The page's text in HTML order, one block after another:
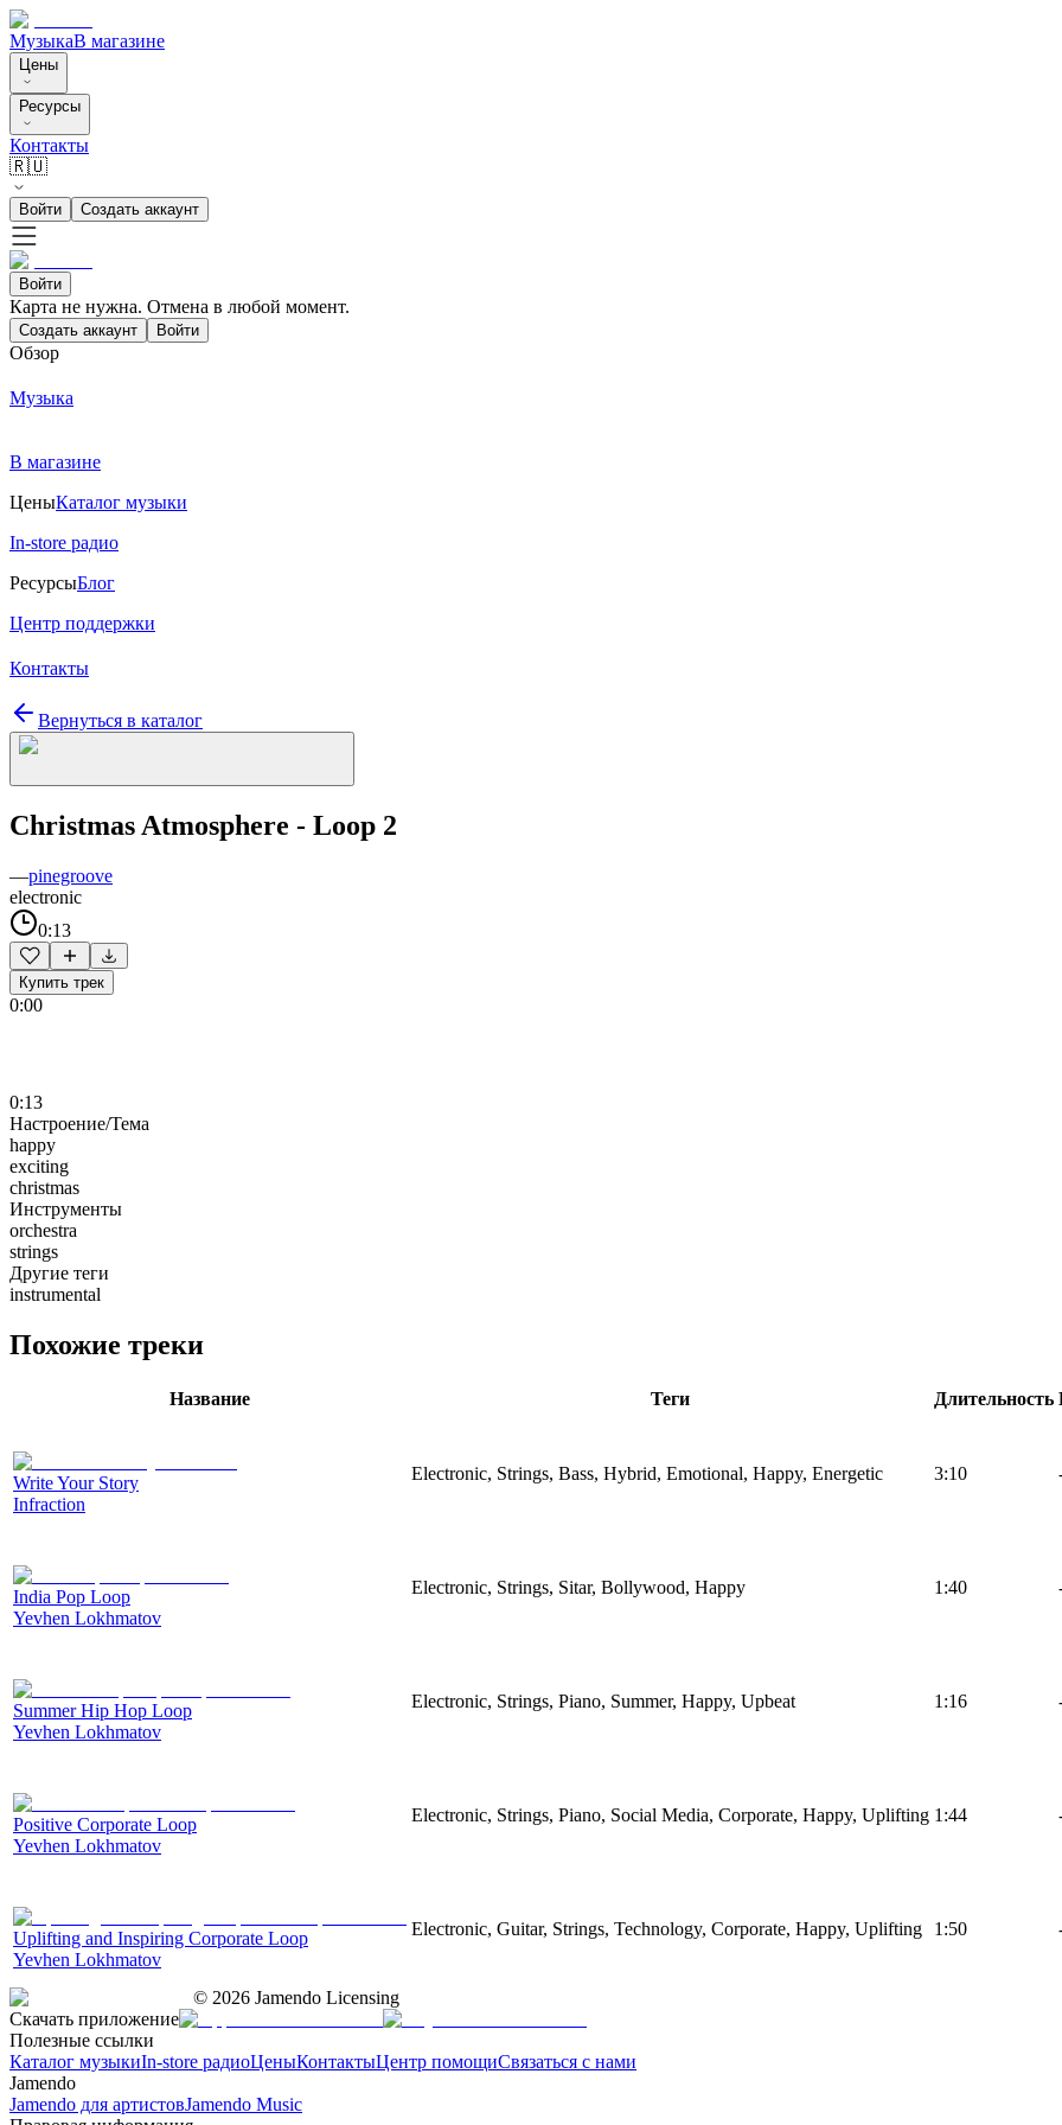
МузыкаВ магазине
Цены
Ресурсы
Контакты
🇷🇺
Войти Создать аккаунт
Войти
Карта не нужна. Отмена в любой момент.
Создать аккаунт Войти
Обзор
Музыка
В магазине
ЦеныКаталог музыки
In-store радио
РесурсыБлог
Центр поддержки
Контакты
Вернуться в каталог
Christmas Atmosphere - Loop 2
—pinegroove
electronic
0:13
Купить трек
0:00
0:13
Настроение/Тема
happy
exciting
christmas
Инструменты
orchestra
strings
Другие теги
instrumental
Похожие треки
Название Теги Длительность
Write Your Story
Infraction
Electronic, Strings, Bass, Hybrid, Emotional, Happy, Energetic 3:10
India Pop Loop
Yevhen Lokhmatov
Electronic, Strings, Sitar, Bollywood, Happy 1:40
Summer Hip Hop Loop
Yevhen Lokhmatov
Electronic, Strings, Piano, Summer, Happy, Upbeat 1:16
Positive Corporate Loop
Yevhen Lokhmatov
Electronic, Strings, Piano, Social Media, Corporate, Happy, Uplifting 1:44
Uplifting and Inspiring Corporate Loop
Yevhen Lokhmatov
Electronic, Guitar, Strings, Technology, Corporate, Happy, Uplifting 1:50
© 2026 Jamendo Licensing
Скачать приложение
Полезные ссылки
Каталог музыкиIn-store радиоЦеныКонтактыЦентр помощиСвязаться с нами
Jamendo
Jamendo для артистовJamendo Music